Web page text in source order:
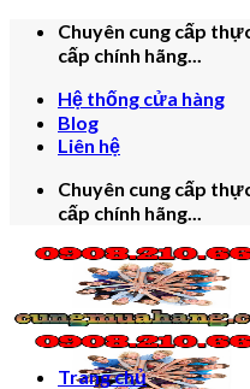
Skip
Chuyên cung cấp
cấp chính hãng...
Hệ thống cửa hàng
Blog
Liên hệ
Chuyên cung cấp
cấp chính hãng...
Trang chủ